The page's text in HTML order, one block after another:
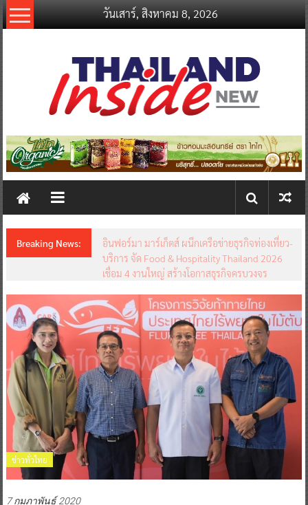
Skip
to
วันเสาร์, สิงหาคม 8, 2026
thailandinsidenew.com
Thailand
New
Breaking News:
อินฟอร์มา มาร์เก็ตส์ ผนึกเครือข่ายธุรกิจท่องเที่ยว-
บริการ จัด Food & Hospitality Thailand 2026
เชื่อม 4 งานใหญ่ สร้างโอกาสธุรกิจครบวงจร
ข่าวทั่วไทย
7 กุมภาพันธ์ 2020